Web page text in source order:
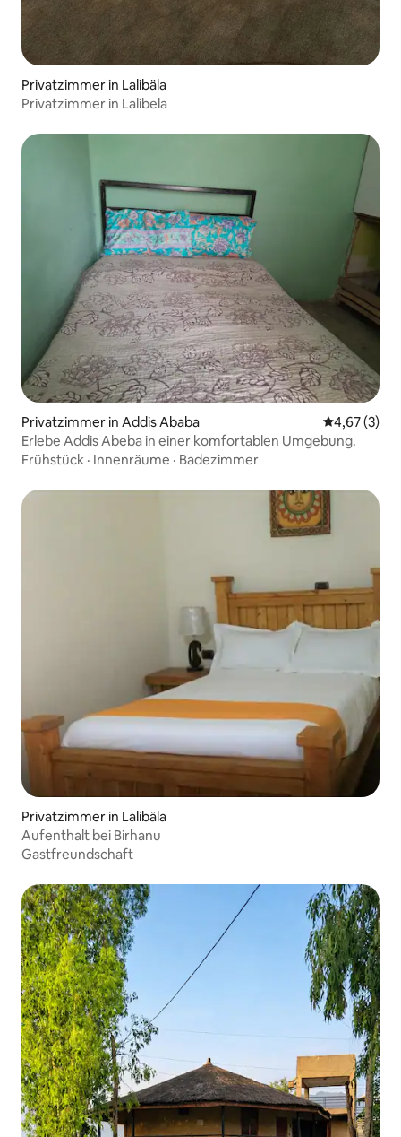
Privatzimmer in Lalibäla
Privatzimmer in Lalibela
Privatzimmer in Addis Ababa
4,67 (3)
Erlebe Addis Abeba in einer komfortablen Umgebung.
Frühstück · Innenräume · Badezimmer
Privatzimmer in Lalibäla
Aufenthalt bei Birhanu
Gastfreundschaft